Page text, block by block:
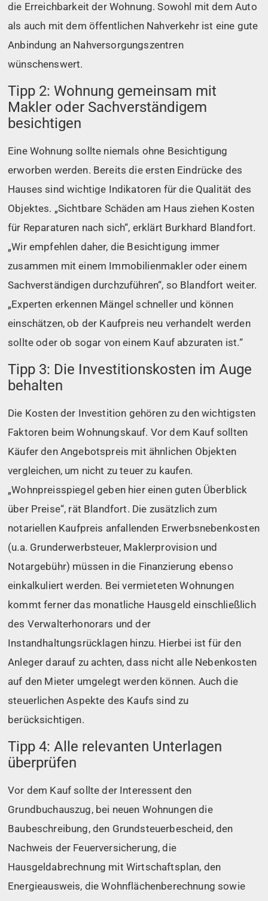
die Erreichbarkeit der Wohnung. Sowohl mit dem Auto
als auch mit dem öffentlichen Nahverkehr ist eine gute
Anbindung an Nahversorgungszentren
wünschenswert.
Tipp 2: Wohnung gemeinsam mit
Makler oder Sachverständigem
besichtigen
Eine Wohnung sollte niemals ohne Besichtigung
erworben werden. Bereits die ersten Eindrücke des
Hauses sind wichtige Indikatoren für die Qualität des
Objektes. „Sichtbare Schäden am Haus ziehen Kosten
für Reparaturen nach sich“, erklärt Burkhard Blandfort.
„Wir empfehlen daher, die Besichtigung immer
zusammen mit einem Immobilienmakler oder einem
Sachverständigen durchzuführen“, so Blandfort weiter.
„Experten erkennen Mängel schneller und können
einschätzen, ob der Kaufpreis neu verhandelt werden
sollte oder ob sogar von einem Kauf abzuraten ist.“
Tipp 3: Die Investitionskosten im Auge
behalten
Die Kosten der Investition gehören zu den wichtigsten
Faktoren beim Wohnungskauf. Vor dem Kauf sollten
Käufer den Angebotspreis mit ähnlichen Objekten
vergleichen, um nicht zu teuer zu kaufen.
„Wohnpreisspiegel geben hier einen guten Überblick
über Preise“, rät Blandfort. Die zusätzlich zum
notariellen Kaufpreis anfallenden Erwerbsnebenkosten
(u.a. Grunderwerbsteuer, Maklerprovision und
Notargebühr) müssen in die Finanzierung ebenso
einkalkuliert werden. Bei vermieteten Wohnungen
kommt ferner das monatliche Hausgeld einschließlich
des Verwalterhonorars und der
Instandhaltungsrücklagen hinzu. Hierbei ist für den
Anleger darauf zu achten, dass nicht alle Nebenkosten
auf den Mieter umgelegt werden können. Auch die
steuerlichen Aspekte des Kaufs sind zu
berücksichtigen.
Tipp 4: Alle relevanten Unterlagen
überprüfen
Vor dem Kauf sollte der Interessent den
Grundbuchauszug, bei neuen Wohnungen die
Baubeschreibung, den Grundsteuerbescheid, den
Nachweis der Feuerversicherung, die
Hausgeldabrechnung mit Wirtschaftsplan, den
Energieausweis, die Wohnflächenberechnung sowie